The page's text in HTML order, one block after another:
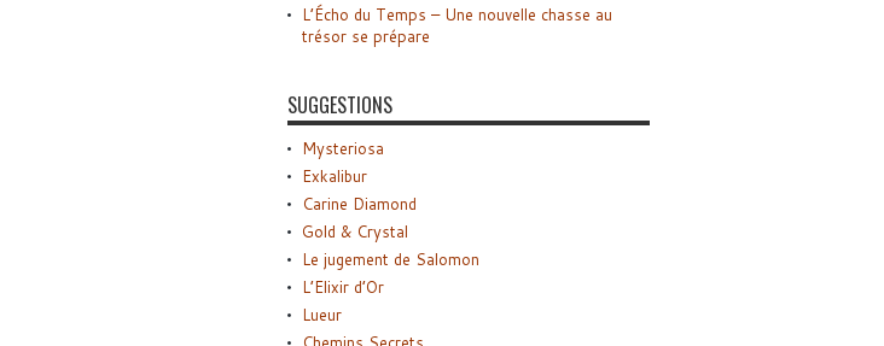
L’Écho du Temps – Une nouvelle chasse au
trésor se prépare
SUGGESTIONS
Mysteriosa
Exkalibur
Carine Diamond
Gold & Crystal
Le jugement de Salomon
L’Elixir d’Or
Lueur